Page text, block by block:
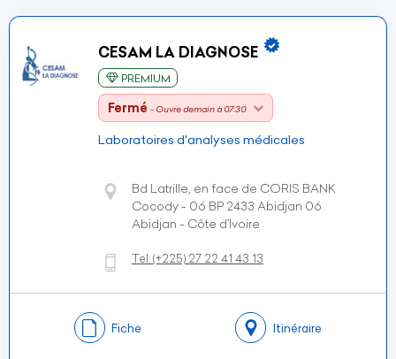
CESAM LA DIAGNOSE
PREMIUM
Fermé - Ouvre demain à 07:30
Laboratoires d'analyses médicales
Bd Latrille, en face de CORIS BANK
Cocody - 06 BP 2433 Abidjan 06
Abidjan - Côte d’Ivoire
Tel:(+225) 27 22 41 43 13
Fiche Itinéraire